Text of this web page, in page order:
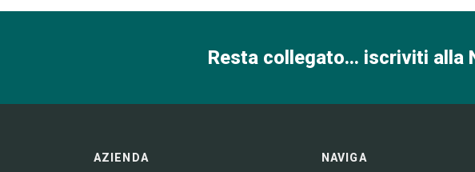
Resta collegato... iscriviti alla
AZIENDA NAVIGA